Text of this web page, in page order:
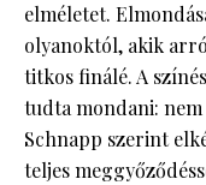
elméletet.
olyanoktól, akik
titkos finálé. A
tudta mondani:
Schnapp szerint
teljes